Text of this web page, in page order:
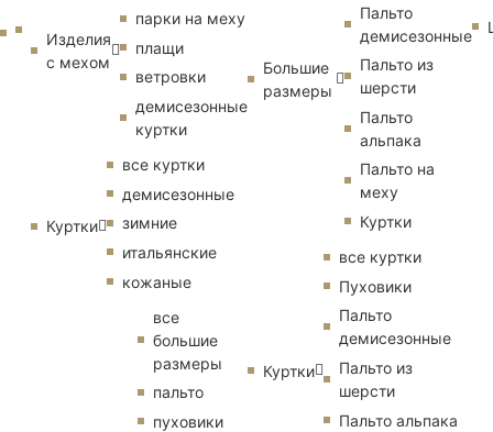
Изделия
с мехом
парки на меху
плащи
ветровки
демисезонные
куртки
Куртки
все куртки
демисезонные
зимние
итальянские
кожаные
все
большие
размеры
пальто
пуховики
Большие
размеры
Пальто
демисезонные
Пальто из
шерсти
Пальто
альпака
Пальто на
меху
Куртки
Куртки
все куртки
Пуховики
Пальто
демисезонные
Пальто из
шерсти
Пальто альпака